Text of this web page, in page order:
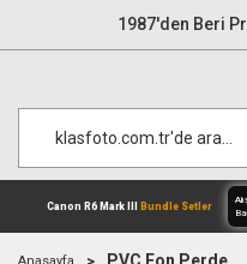
1987'den Beri
Anasayfa